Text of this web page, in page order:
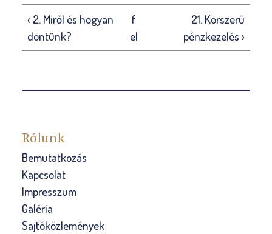
‹ 2. Miről és hogyan
döntünk?
f
el
21. Korszerű
pénzkezelés ›
Rólunk
Bemutatkozás
Kapcsolat
Impresszum
Galéria
Sajtóközlemények